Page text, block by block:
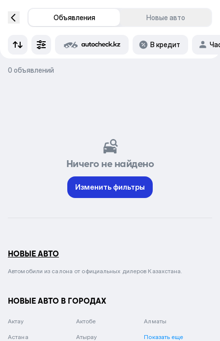
Объявления Новые авто
В кредит
0 объявлений
Ничего не найдено
Изменить фильтры
НОВЫЕ АВТО
Автомобили из салона от официальных дилеров Казахстана.
НОВЫЕ АВТО В ГОРОДАХ
Актау Актобе Алматы
Астана Атырау Показать еще